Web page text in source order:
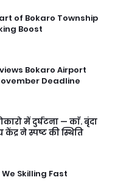
of Bokaro Township
Boost
Bokaro Airport
Deadline
में दुर्घटना — काॅ. बृंदा
केंद्र ने स्पष्ट की स्थिति
Skilling Fast